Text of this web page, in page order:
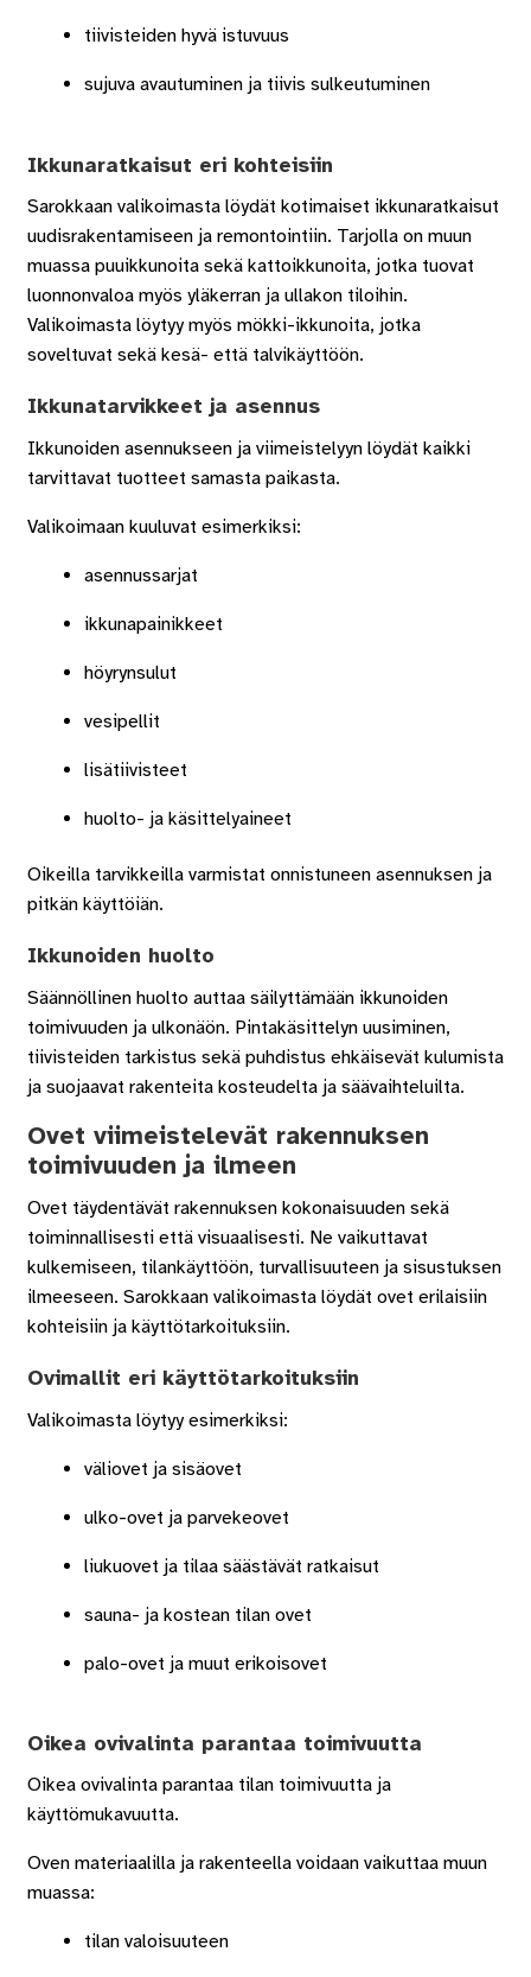
tiivisteiden hyvä istuvuus
sujuva avautuminen ja tiivis sulkeutuminen
Ikkunaratkaisut eri kohteisiin
Sarokkaan valikoimasta löydät kotimaiset ikkunaratkaisut
uudisrakentamiseen ja remontointiin. Tarjolla on muun
muassa puuikkunoita sekä kattoikkunoita, jotka tuovat
luonnonvaloa myös yläkerran ja ullakon tiloihin.
Valikoimasta löytyy myös mökki-ikkunoita, jotka
soveltuvat sekä kesä- että talvikäyttöön.
Ikkunatarvikkeet ja asennus
Ikkunoiden asennukseen ja viimeistelyyn löydät kaikki
tarvittavat tuotteet samasta paikasta.
Valikoimaan kuuluvat esimerkiksi:
asennussarjat
ikkunapainikkeet
höyrynsulut
vesipellit
lisätiivisteet
huolto- ja käsittelyaineet
Oikeilla tarvikkeilla varmistat onnistuneen asennuksen ja
pitkän käyttöiän.
Ikkunoiden huolto
Säännöllinen huolto auttaa säilyttämään ikkunoiden
toimivuuden ja ulkonäön. Pintakäsittelyn uusiminen,
tiivisteiden tarkistus sekä puhdistus ehkäisevät kulumista
ja suojaavat rakenteita kosteudelta ja säävaihteluilta.
Ovet viimeistelevät rakennuksen
toimivuuden ja ilmeen
Ovet täydentävät rakennuksen kokonaisuuden sekä
toiminnallisesti että visuaalisesti. Ne vaikuttavat
kulkemiseen, tilankäyttöön, turvallisuuteen ja sisustuksen
ilmeeseen. Sarokkaan valikoimasta löydät ovet erilaisiin
kohteisiin ja käyttötarkoituksiin.
Ovimallit eri käyttötarkoituksiin
Valikoimasta löytyy esimerkiksi:
väliovet ja sisäovet
ulko-ovet ja parvekeovet
liukuovet ja tilaa säästävät ratkaisut
sauna- ja kostean tilan ovet
palo-ovet ja muut erikoisovet
Oikea ovivalinta parantaa toimivuutta
Oikea ovivalinta parantaa tilan toimivuutta ja
käyttömukavuutta.
Oven materiaalilla ja rakenteella voidaan vaikuttaa muun
muassa:
tilan valoisuuteen